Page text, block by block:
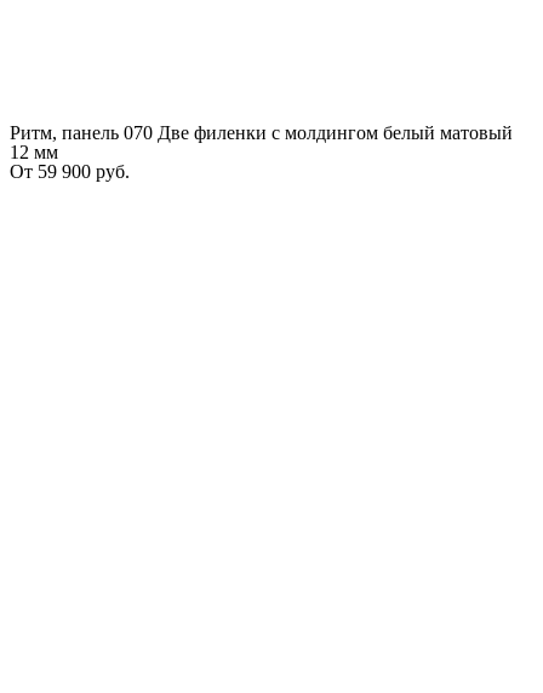
Ритм, панель 070 Две филенки с молдингом белый матовый
12 мм
От 59 900 руб.